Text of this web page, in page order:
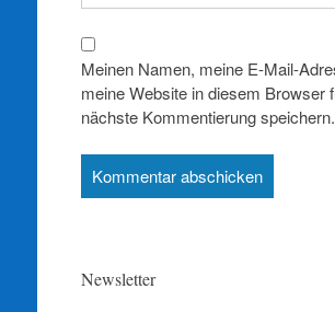
Meinen Namen, meine E-Mail-
meine Website in diesem Browser
nächste Kommentierung speichern.
Newsletter